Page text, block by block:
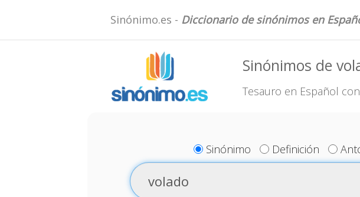
Sinónimo.es - Diccionario de sinónimos en
Sinónimos de
Tesauro en Español
Sinónimo Definición